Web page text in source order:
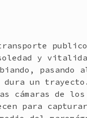
y
dura un
cámaras de
para